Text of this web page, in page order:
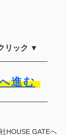
リック ▼
進む
HOUSE GATEへ